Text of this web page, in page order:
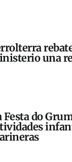
una
Festa do